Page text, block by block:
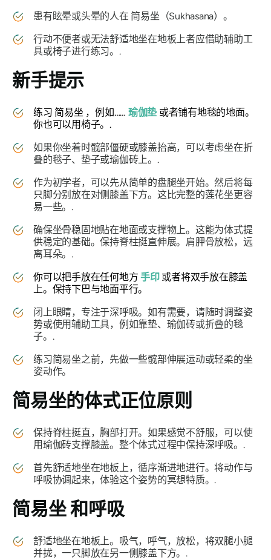
患有眩晕或头晕的人在 简易坐（Sukhasana）。
行动不便者或无法舒适地坐在地板上者应借助辅助工
具或椅子进行练习。.
新手提示
练习 简易坐 ，例如…… 瑜伽垫 或者铺有地毯的地面。
你也可以用椅子。.
如果你坐着时髋部僵硬或膝盖抬高，可以考虑坐在折
叠的毯子、垫子或瑜伽砖上。.
作为初学者，可以先从简单的盘腿坐开始。然后将每
只脚分别放在对侧膝盖下方。这比完整的莲花坐更容
易一些。.
确保坐骨稳固地贴在地面或支撑物上。这能为体式提
供稳定的基础。保持脊柱挺直伸展。肩胛骨放松，远
离耳朵。.
你可以把手放在任何地方手印或者将双手放在膝盖
上。保持下巴与地面平行。
闭上眼睛，专注于深呼吸。如有需要，请随时调整姿
势或使用辅助工具，例如靠垫、瑜伽砖或折叠的毯
子。.
练习简易坐之前，先做一些髋部伸展运动或轻柔的坐
姿动作。
简易坐的体式正位原则
保持脊柱挺直，胸部打开。如果感觉不舒服，可以使
用瑜伽砖支撑膝盖。整个体式过程中保持深呼吸。.
首先舒适地坐在地板上，循序渐进地进行。将动作与
呼吸协调起来，体验这个姿势的冥想特质。.
简易坐和呼吸
舒适地坐在地板上。吸气，呼气，放松，将双腿小腿
并拢，一只脚放在另一侧膝盖下方。.